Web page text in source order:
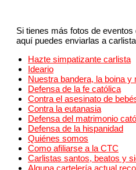
Si tienes más fotos de
aquí puedes enviarlas a
Hazte simpatizante carlista
Ideario
Nuestra bandera, la boina y
Defensa de la fe católica
Contra el asesinato de
Contra la eutanasia
Defensa del matrimonio
Defensa de la hispanidad
Quiénes somos
Como afiliarse a la CTC
Carlistas santos, beatos y